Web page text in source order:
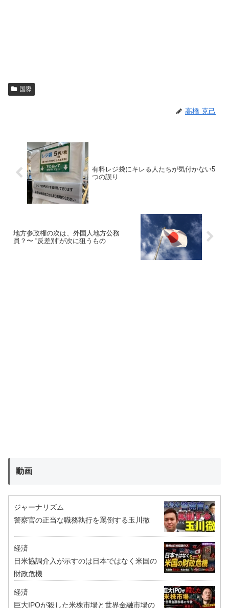
国際
高橋 克己
有料レジ袋にキレる人たちが気付かない5
つの誤り
地方参政権の次は、外国人地方公務
員？〜 “反差別”が次に狙うもの
動画
ジャーナリズム
警察官の正当な職務執行を罵倒する玉川徹
経済
日米協調介入が示すのは日本ではなく米国の
財政危機
経済
巨大IPOが殺した米株市場と世界金融市場の